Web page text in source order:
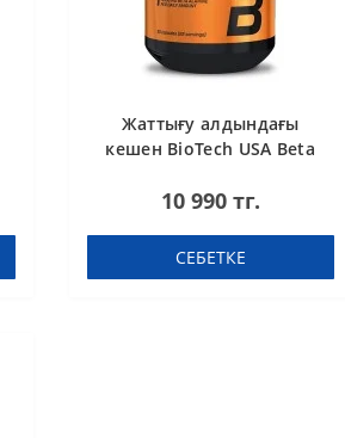
Жаттығу алдындағы
кешен BioTech USA Beta
10 990 тг.
СЕБЕТКЕ